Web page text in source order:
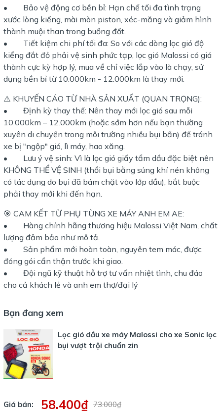
• Bảo vệ động cơ bền bỉ: Hạn chế tối đa tình trạng
xước lòng kiếng, mài mòn piston, xéc-măng và giảm hình
thành muội than trong buồng đốt.
• Tiết kiệm chi phí tối đa: So với các dòng lọc gió độ
kiểng đắt đỏ phải vệ sinh phức tạp, lọc gió Malossi có giá
thành cực kỳ hợp lý, mua về chỉ việc lắp vào là chạy, sử
dụng bền bỉ từ 10.000km - 12.000km là thay mới.
⚠️ KHUYẾN CÁO TỪ NHÀ SẢN XUẤT (QUAN TRỌNG):
• Định kỳ thay thế: Nên thay mới lọc gió sau mỗi
10.000km – 12.000km (hoặc sớm hơn nếu bạn thường
xuyên di chuyển trong môi trường nhiều bụi bẩn) để tránh
xe bị "ngộp" gió, lì máy, hao xăng.
• Lưu ý vệ sinh: Vì là lọc gió giấy tẩm dầu đặc biệt nên
KHÔNG THỂ VỆ SINH (thổi bụi bằng súng khí nén không
có tác dụng do bụi đã bám chặt vào lớp dầu), bắt buộc
phải thay mới khi đến hạn.
🎯 CAM KẾT TỪ PHỤ TÙNG XE MÁY ANH EM AE:
• Hàng chính hãng thương hiệu Malossi Việt Nam, chất
lượng đảm bảo như mô tả.
• Sản phẩm mới hoàn toàn, nguyên tem mác, được
đóng gói cẩn thận trước khi giao.
• Đội ngũ kỹ thuật hỗ trợ tư vấn nhiệt tình, chu đáo
cho cả khách lẻ và anh em thợ/đại lý
Bạn đang xem
Lọc gió dầu xe máy Malossi cho xe Sonic lọc
bụi vượt trội chuẩn zin
Giá bán: 58.400₫ 73.000₫